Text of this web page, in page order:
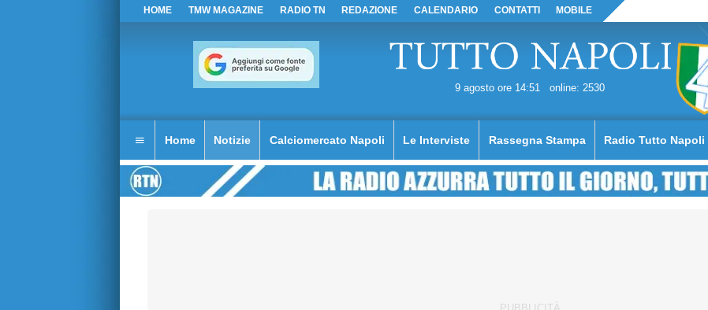
HOME TMW MAGAZINE RADIO TN REDAZIONE CALENDARIO CONTATTI MOBILE
9 agosto ore 14:51 online: 2530
Home Notizie Calciomercato Napoli Le Interviste Rassegna Stampa Radio Tutto Napoli